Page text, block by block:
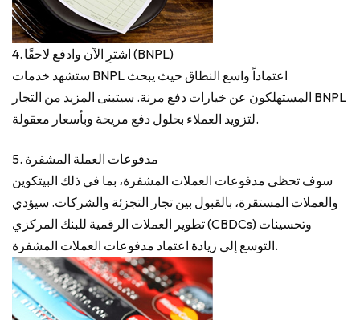
4. اشترِ الآن وادفع لاحقًا (BNPL)
ستشهد خدمات BNPL اعتماداً واسع النطاق حيث يبحث
المستهلكون عن خيارات دفع مرنة. سيتبنى المزيد من التجار BNPL
لتزويد العملاء بحلول دفع مريحة وبأسعار معقولة.
5. مدفوعات العملة المشفرة
سوف تحظى مدفوعات العملات المشفرة، بما في ذلك البيتكوين
والعملات المستقرة، بالقبول بين تجار التجزئة والشركات. سيؤدي
تطوير العملات الرقمية للبنك المركزي (CBDCs) وتحسينات
التوسع إلى زيادة اعتماد مدفوعات العملات المشفرة.